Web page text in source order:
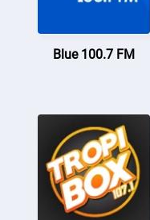
Blue 100.7 FM